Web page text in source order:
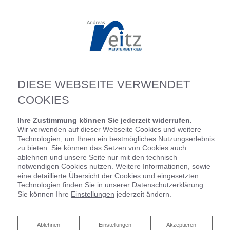
DIESE WEBSEITE VERWENDET
COOKIES
Ihre Zustimmung können Sie jederzeit widerrufen.
Wir verwenden auf dieser Webseite Cookies und weitere
Technologien, um Ihnen ein bestmögliches Nutzungserlebnis
zu bieten. Sie können das Setzen von Cookies auch
ablehnen und unsere Seite nur mit den technisch
notwendigen Cookies nutzen. Weitere Informationen, sowie
eine detaillierte Übersicht der Cookies und eingesetzten
Technologien finden Sie in unserer Datenschutzerklärung
Sie können Ihre Einstellungen jederzeit ändern.
Akzeptieren
Einstellungen
Ablehnen
Ablehnen